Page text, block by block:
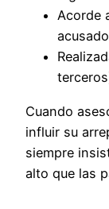
Acorde
acusado
Cuando
influir su
siempre
alto que las